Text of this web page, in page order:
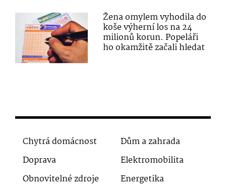
Žena omylem vyhodila do
koše výherní los na 24
milionů korun. Popeláři
ho okamžitě začali hledat
Chytrá domácnost
Dům a zahrada
Doprava
Elektromobilita
Obnovitelné zdroje
Energetika